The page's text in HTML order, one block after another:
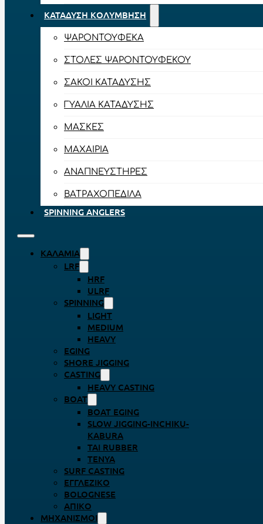
ΚΑΤΆΔΥΣΗ ΚΟΛΎΜΒΗΣΗ
ΨΑΡΟΝΤΟΎΦΕΚΑ
ΣΤΟΛΈΣ ΨΑΡΟΝΤΟΎΦΕΚΟΥ
ΣΆΚΟΙ ΚΑΤΆΔΥΣΗΣ
ΓΥΑΛΙΆ ΚΑΤΆΔΥΣΗΣ
ΜΆΣΚΕΣ
ΜΑΧΑΊΡΙΑ
ΑΝΑΠΝΕΥΣΤΉΡΕΣ
ΒΑΤΡΑΧΟΠΈΔΙΛΑ
SPINNING ANGLERS
ΚΑΛΆΜΙΑ
LRF
HRF
ULRF
SPINNING
LIGHT
MEDIUM
HEAVY
EGING
SHORE JIGGING
CASTING
HEAVY CASTING
BOAT
BOAT EGING
SLOW JIGGING-INCHIKU-
KABURA
TAI RUBBER
TENYA
SURF CASTING
ΕΓΓΛΈΖΙΚΟ
BOLOGNESE
ΑΠΊΚΟ
ΜΗΧΑΝΙΣΜΟΊ